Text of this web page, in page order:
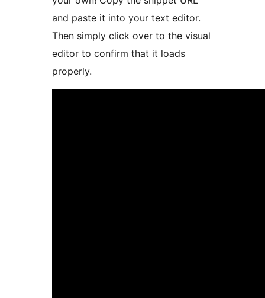
and paste it into your text editor.
Then simply click over to the visual
editor to confirm that it loads
properly.